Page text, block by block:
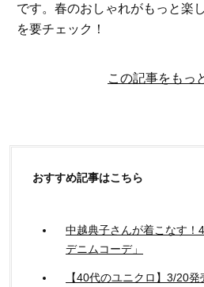
です。春のおしゃれがもっと楽
を要チェック！
この記事をもっ
おすすめ記事はこちら
中越典子さんが着こなす！
デニムコーデ」
【40代のユニクロ】3/20